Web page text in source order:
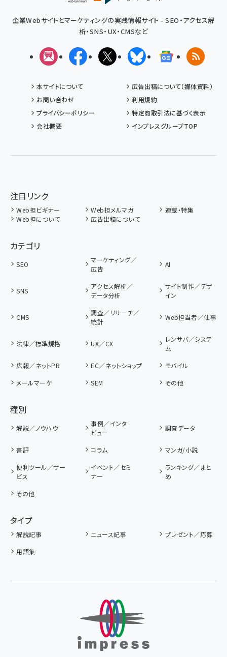
企業Webサイトとマーケティングの実践情報サイト - SEO・アクセス解
析・SNS・UX・CMSなど
メルマガFacebookX(エックス)BlueskyGoogleニュ
RSS
本サイトについて
広告出稿について（媒体資料）
お問い合わせ
利用規約
プライバシーポリシー
特定商取引法に基づく表示
会社概要
インプレスグループTOP
注目リンク
Web担ビギナー Web担メルマガ
連載・特集
Web担について
広告出稿について
カテゴリ
SEO
マーケティング／
広告
AI
SNS
アクセス解析／
データ分析
サイト制作／デザ
イン
CMS
調査／リサーチ／
統計
Web担当者／仕事
法律／標準規格 UX／CX
レンサバ／システ
ム
広報／ネットPR
EC／ネットショップ
モバイル
メールマーケ
SEM その他
種別
解説／ノウハウ
事例／インタ
ビュー
調査データ
書評 コラム
マンガ/小説
便利ツール／サー
ビス
イベント／セミ
ナー
ランキング／まと
め
その他
タイプ
解説記事 ニュース記事
プレゼント／応募
用語集